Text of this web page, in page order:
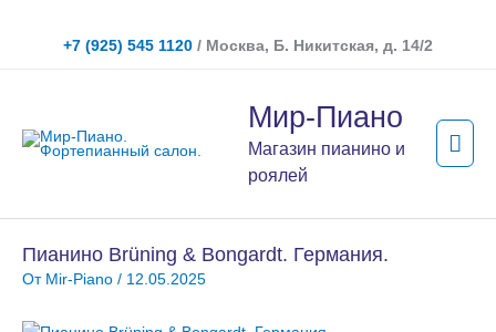
содержимому
+7 (925) 545 1120 / Москва, Б. Никитская, д. 14/2
Мир-Пиано
Магазин пианино и
роялей
Пианино Brüning & Bongardt. Германия.
От Mir-Piano / 12.05.2025